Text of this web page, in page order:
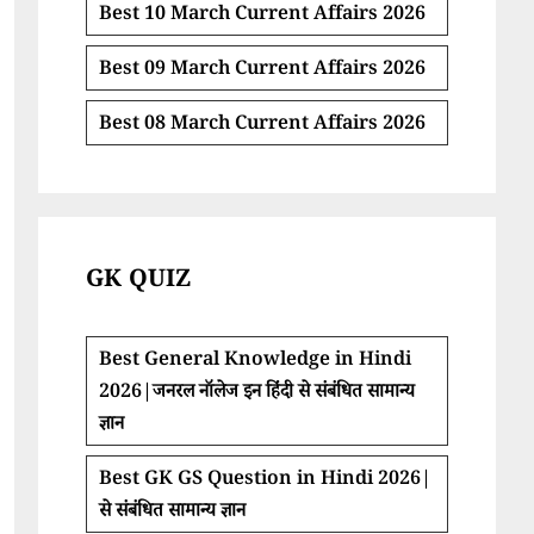
Best 10 March Current Affairs 2026
Best 09 March Current Affairs 2026
Best 08 March Current Affairs 2026
GK QUIZ
Best General Knowledge in Hindi
2026|जनरल नॉलेज इन हिंदी से संबंधित सामान्य
ज्ञान
Best GK GS Question in Hindi 2026|
से संबंधित सामान्य ज्ञान